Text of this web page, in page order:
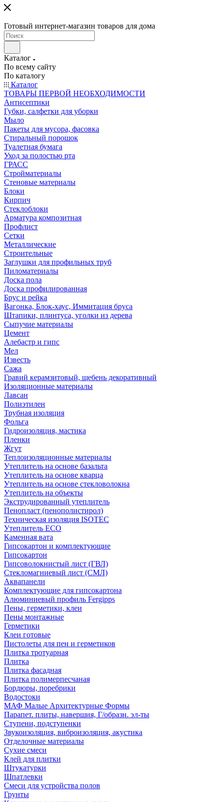
Готовый интернет-магазин товаров для дома
Каталог
По всему сайту
По каталогу
Каталог
ТОВАРЫ ПЕРВОЙ НЕОБХОДИМОСТИ
Антисептики
Губки, салфетки для уборки
Мыло
Пакеты для мусора, фасовка
Стиральный порошок
Туалетная бумага
Уход за полостью рта
ГРАСС
Стройматериалы
Стеновые материалы
Блоки
Кирпич
Стеклоблоки
Арматура композитная
Профлист
Сетки
Металлические
Строительные
Заглушки для профильных труб
Пиломатериалы
Доска пола
Доска профилированная
Брус и рейка
Вагонка, Блок-хаус, Иммитация бруса
Штапики, плинтуса, уголки из дерева
Сыпучие материалы
Цемент
Алебастр и гипс
Мел
Известь
Сажа
Гравий керамзитовый, щебень декоративный
Изоляционные материалы
Лавсан
Полиэтилен
Трубная изоляция
Фольга
Гидроизоляция, мастика
Пленки
Жгут
Теплоизоляционные материалы
Утеплитель на основе базальта
Утеплитель на основе кварца
Утеплитель на основе стекловолокна
Утеплитель на объекты
Экструдированный утеплитель
Пенопласт (пенополистирол)
Техническая изоляция ISOTEC
Утеплитель ECO
Каменная вата
Гипсокартон и комплектующие
Гипсокартон
Гипсоволокнистый лист (ГВЛ)
Стекломагниевый лист (СМЛ)
Аквапанели
Комплектующие для гипсокартона
Алюминиевый профиль Fergipps
Пены, герметики, клеи
Пены монтажные
Герметики
Клеи готовые
Пистолеты для пен и герметиков
Плитка тротуарная
Плитка
Плитка фасадная
Плитка полимерпесчаная
Бордюры, поребрики
Водостоки
МАФ Малые Архитектурные Формы
Парапет. плиты, навершия, Г/образн. эл-ты
Ступени, подступенки
Звукоизоляция, виброизоляция, акустика
Отделочные материалы
Сухие смеси
Клей для плитки
Штукатурки
Шпатлевки
Смеси для устройства полов
Грунты